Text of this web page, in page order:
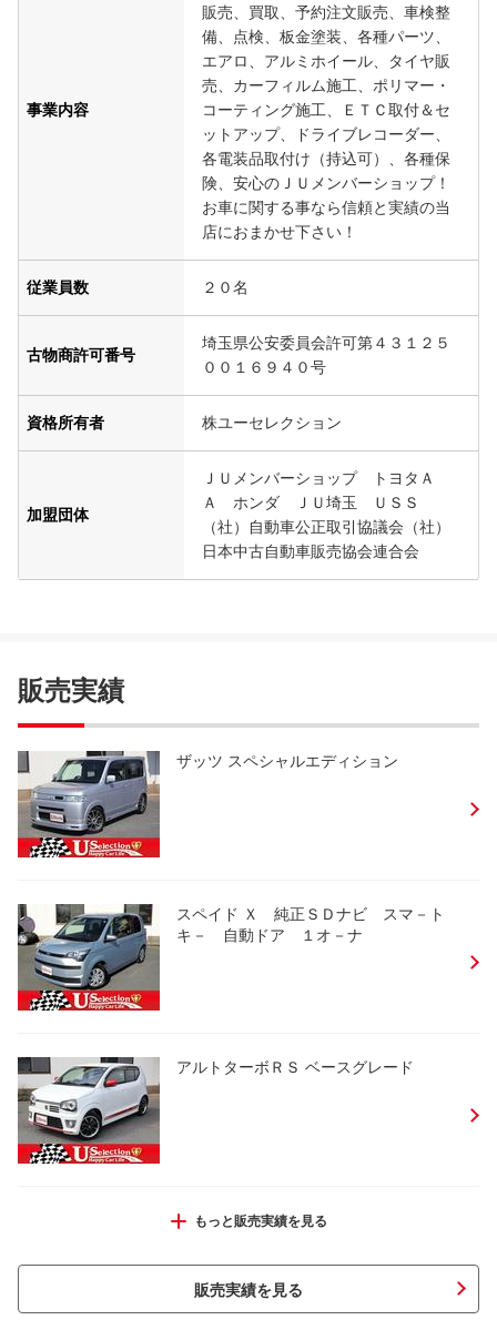
事業内容
販売、買取、予約注文販売、車検整
備、点検、板金塗装、各種パーツ、
エアロ、アルミホイール、タイヤ販
売、カーフィルム施工、ポリマー・
コーティング施工、ＥＴＣ取付＆セ
ットアップ、ドライブレコーダー、
各電装品取付け（持込可）、各種保
険、安心のＪＵメンバーショップ！
お車に関する事なら信頼と実績の当
店におまかせ下さい！
従業員数 ２０名
古物商許可番号
埼玉県公安委員会許可第４３１２５
００１６９４０号
資格所有者 株ユーセレクション
加盟団体
ＪＵメンバーショップ トヨタＡ
Ａ ホンダ ＪＵ埼玉 ＵＳＳ
（社）自動車公正取引協議会（社）
日本中古自動車販売協会連合会
販売実績
ザッツ スペシャルエディション
スペイド Ｘ 純正ＳＤナビ スマ－ト
キ－ 自動ドア １オ－ナ
アルトターボＲＳ ベースグレード
ヨーロッパフォード フォーカス スポー
もっと販売実績を見る
販売実績を見る